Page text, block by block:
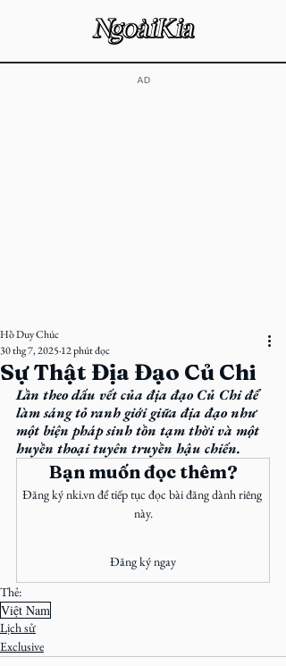
​AD
Sự Thật Địa Đạo Củ Chi
Hồ Duy Chúc
30 thg 7, 2025 12 phút đọc
Lần theo dấu vết của địa đạo Củ Chi để
làm sáng tỏ ranh giới giữa địa đạo như
một biện pháp sinh tồn tạm thời và một
huyền thoại tuyên truyền hậu chiến.
Bạn muốn đọc thêm?
Đăng ký nki.vn để tiếp tục đọc bài đăng dành riêng
này.
Đăng ký ngay
Thẻ:
Việt Nam
Lịch sử
Exclusive